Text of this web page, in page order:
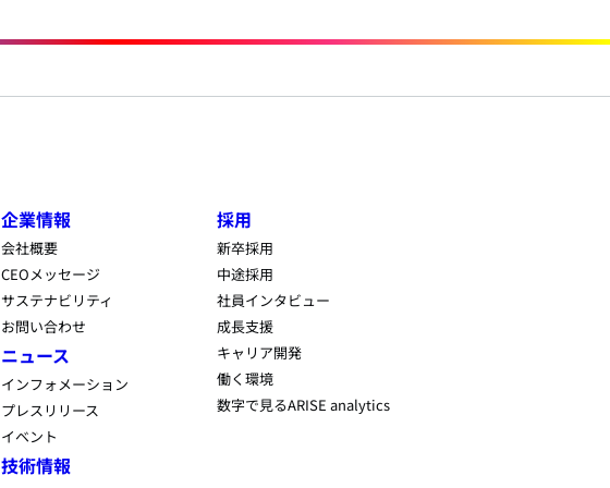
企業情報
会社概要
CEOメッセージ
サステナビリティ
お問い合わせ
ニュース
インフォメーション
プレスリリース
イベント
技術情報
採用
新卒採用
中途採用
社員インタビュー
成長支援
キャリア開発
働く環境
数字で見るARISE analytics